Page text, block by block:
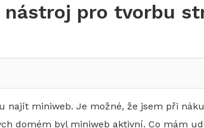
pro tvorbu
najít miniweb. Je možné, že jsem při
domém byl miniweb aktivní. Co mám